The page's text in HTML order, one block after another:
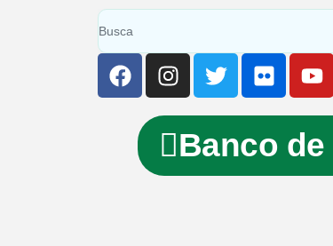
Banco de